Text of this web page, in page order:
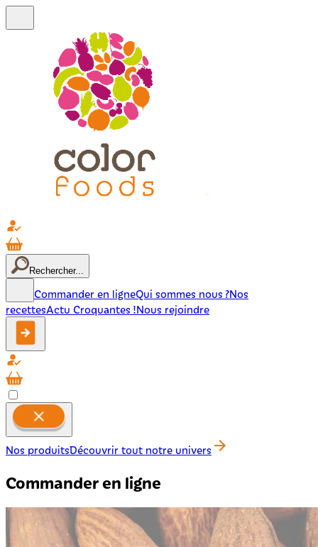
Rechercher...
Commander en ligneQui sommes nous ?Nos
recettesActu Croquantes !Nous rejoindre
Nos produitsDécouvrir tout notre univers
Commander en ligne